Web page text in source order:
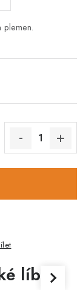
obchodu
plemen.
líbit